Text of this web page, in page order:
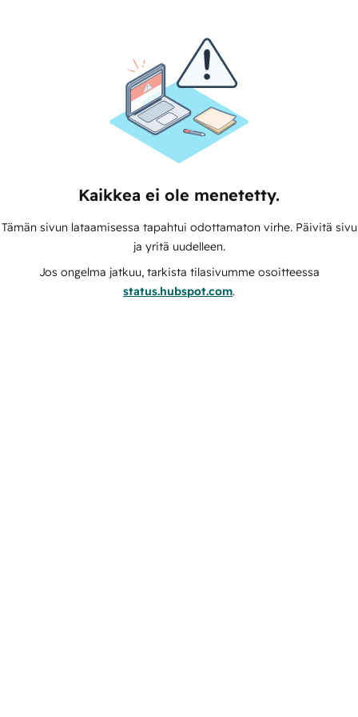
Kaikkea ei ole menetetty.
Tämän sivun lataamisessa tapahtui odottamaton virhe. Päivitä sivu
ja yritä uudelleen.
Jos ongelma jatkuu, tarkista tilasivumme osoitteessa
status.hubspot.com.